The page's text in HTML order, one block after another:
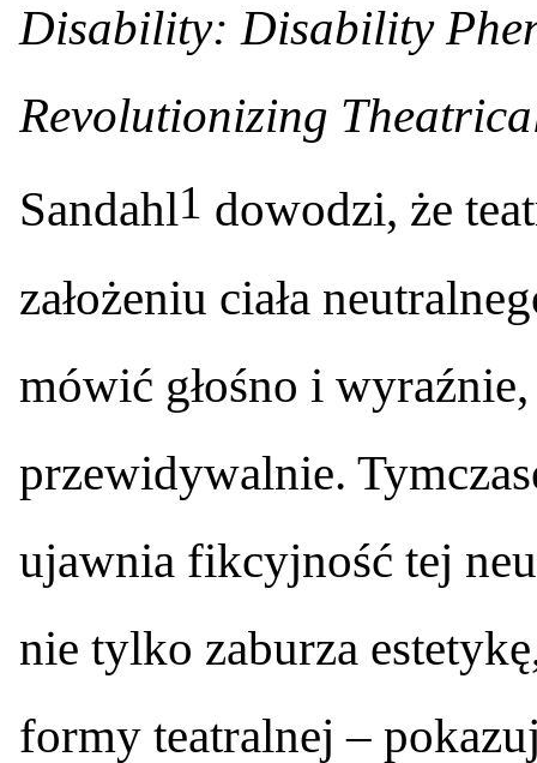
Disability: Disability
Revolutionizing
Sandahl1 dowodzi, że
założeniu ciała
mówić głośno i
przewidywalnie.
ujawnia fikcyjność tej
nie tylko zaburza
formy teatralnej –